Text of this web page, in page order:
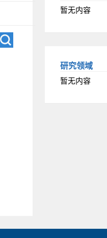
暂无内容
研究领域
暂无内容